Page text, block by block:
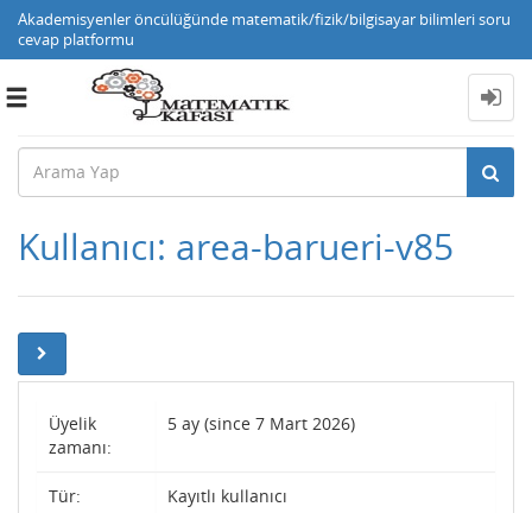
Akademisyenler öncülüğünde matematik/fizik/bilgisayar bilimleri soru
cevap platformu
Toggle
Kullanıcı: area-barueri-v85
Üyelik
zamanı:
5 ay (since 7 Mart 2026)
Tür: Kayıtlı kullanıcı